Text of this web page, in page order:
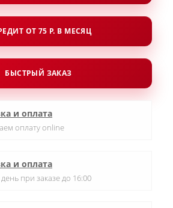
ОТ 75 Р. В МЕСЯЦ
БЫСТРЫЙ ЗАКАЗ
и оплата
оплату online
и оплата
при заказе до 16:00